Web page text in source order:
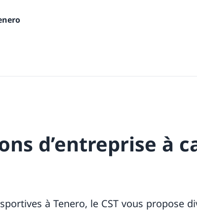
d’entreprise à
à Tenero, le CST vous propose